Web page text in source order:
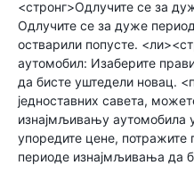
<стронг>Одлучите се за
Одлучите се за дуже
остварили попусте.
аутомобил: Изаберите
да бисте уштедели новац.
једноставних савета,
изнајмљивању аутомобила
упоредите цене, потражите
периоде изнајмљивања да